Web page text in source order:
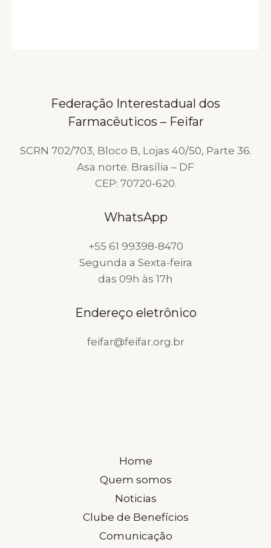
Federação Interestadual dos
Farmacêuticos – Feifar
SCRN 702/703, Bloco B, Lojas 40/50, Parte 36.
Asa norte. Brasília – DF
CEP: 70720-620.
WhatsApp
+55 61 99398-8470
Segunda a Sexta-feira
das 09h às 17h
Endereço eletrônico
feifar@feifar.org.br
Home
Quem somos
Noticias
Clube de Benefícios
Comunicação